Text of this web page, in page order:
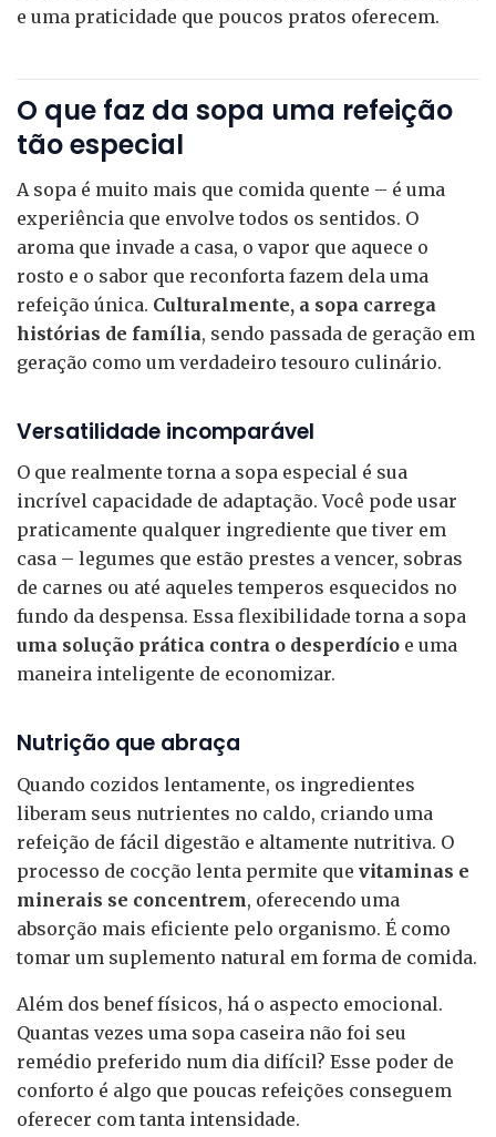
e uma praticidade que poucos pratos oferecem.
O que faz da sopa uma refeição
tão especial
A sopa é muito mais que comida quente – é uma
experiência que envolve todos os sentidos. O
aroma que invade a casa, o vapor que aquece o
rosto e o sabor que reconforta fazem dela uma
refeição única. Culturalmente, a sopa carrega
histórias de família, sendo passada de geração em
geração como um verdadeiro tesouro culinário.
Versatilidade incomparável
O que realmente torna a sopa especial é sua
incrível capacidade de adaptação. Você pode usar
praticamente qualquer ingrediente que tiver em
casa – legumes que estão prestes a vencer, sobras
de carnes ou até aqueles temperos esquecidos no
fundo da despensa. Essa flexibilidade torna a sopa
uma solução prática contra o desperdício e uma
maneira inteligente de economizar.
Nutrição que abraça
Quando cozidos lentamente, os ingredientes
liberam seus nutrientes no caldo, criando uma
refeição de fácil digestão e altamente nutritiva. O
processo de cocção lenta permite que vitaminas e
minerais se concentrem, oferecendo uma
absorção mais eficiente pelo organismo. É como
tomar um suplemento natural em forma de comida.
Além dos benef físicos, há o aspecto emocional.
Quantas vezes uma sopa caseira não foi seu
remédio preferido num dia difícil? Esse poder de
conforto é algo que poucas refeições conseguem
oferecer com tanta intensidade.